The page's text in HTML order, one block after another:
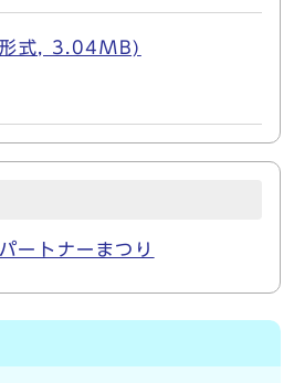
式, 3.04MB)
ートナーまつり